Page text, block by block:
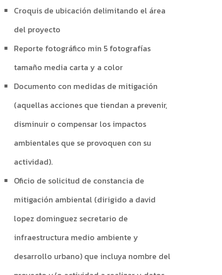
Croquis de ubicación delimitando el área
del proyecto
Reporte fotográfico min 5 fotografías
tamaño media carta y a color
Documento con medidas de mitigación
(aquellas acciones que tiendan a prevenir,
disminuir o compensar los impactos
ambientales que se provoquen con su
actividad).
Oficio de solicitud de constancia de
mitigación ambiental (dirigido a david
lopez dominguez secretario de
infraestructura medio ambiente y
desarrollo urbano) que incluya nombre del